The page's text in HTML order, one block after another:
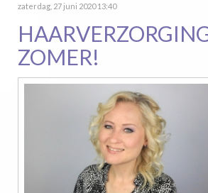
zaterdag, 27 juni 2020 13:40
ZOMER!